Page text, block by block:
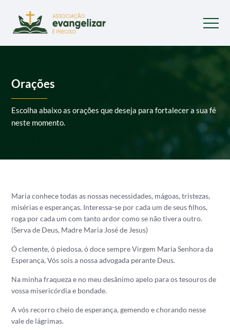
Orações
Escolha abaixo as orações que deseja para fortalecer a sua fé
neste momento.
Maria conhece todas as nossas necessidades, mágoas, tristezas,
misérias e esperanças. Interessa-se por cada um de seus filhos,
roga por cada um com tanto ardor como se não tivera outro.
(Serva de Deus, Madre Maria José de Jesus)
Ó clemente, ó piedosa, ó doce sempre Virgem Maria Senhora da
Esperança, Vós sois a nossa advogada perante Deus.
Na minha fraqueza e no meu desânimo apelo para os tesouros de
vossa misericórdia e bondade.
A vós recorro cheio de esperança, gemendo e chorando nesse
vale de lágrimas.